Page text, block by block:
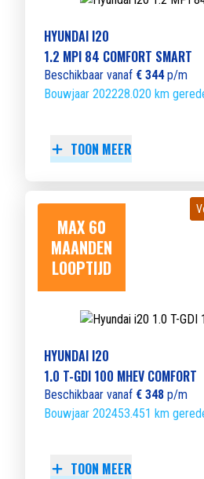
HYUNDAI I20
1.2 MPI 84 COMFORT SMART
Beschikbaar vanaf € 344p/m
Bouwjaar 202228.020 km
TOON MEER
MAX 60
MAANDEN
LOOPTIJD
HYUNDAI I20
1.0 T-GDI 100 MHEV COMFORT
Beschikbaar vanaf € 348 p/m
Bouwjaar 202453.451 km
TOON MEER